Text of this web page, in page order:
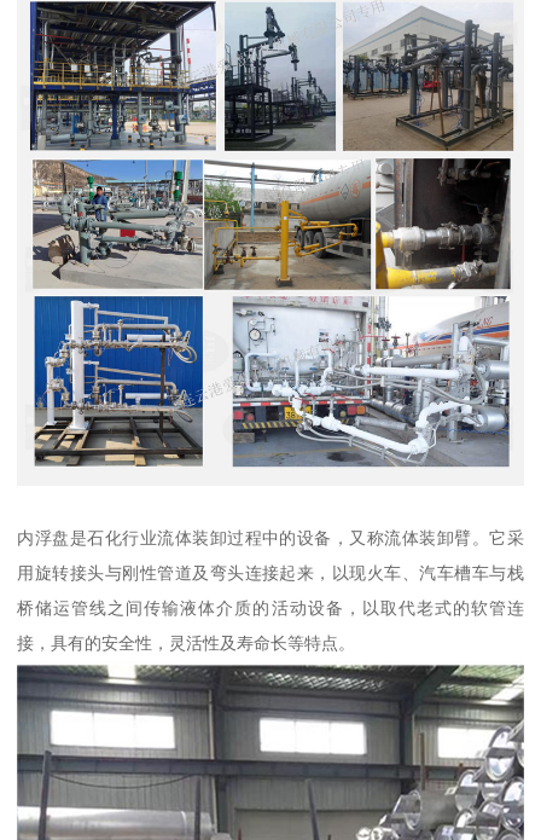
内浮盘是石化行业流体装卸过程中的设备，又称流体装卸臂。它采
用旋转接头与刚性管道及弯头连接起来，以现火车、汽车槽车与栈
桥储运管线之间传输液体介质的活动设备，以取代老式的软管连
接，具有的安全性，灵活性及寿命长等特点。